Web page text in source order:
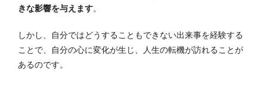
きな影響を与えます。
しかし、自分ではどうすることもできない出来事を経験する
ことで、
自分の心に変化が生じ、人生の転機が訪れる ことが
あるのです。